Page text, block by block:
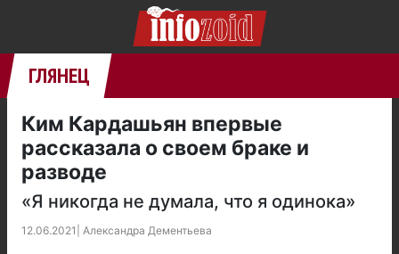
ГЛЯНЕЦ
Ким Кардашьян впервые
рассказала о своем браке и
разводе
«Я никогда не думала, что я одинока»
12.06.2021 Александра Дементьева